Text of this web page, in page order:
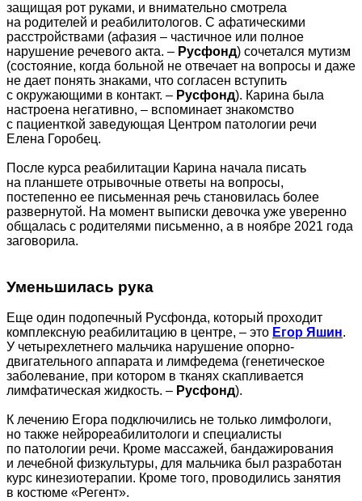
защищая рот руками, и внимательно смотрела
на родителей и реабилитологов. С афатическими
расстройствами (афазия – частичное или полное
нарушение речевого акта. – Русфонд) сочетался мутизм
(состояние, когда больной не отвечает на вопросы и даже
не дает понять знаками, что согласен вступить
с окружающими в контакт. – Русфонд). Карина была
настроена негативно, – вспоминает знакомство
с пациенткой заведующая Центром патологии речи
Елена Горобец.
После курса реабилитации Карина начала писать
на планшете отрывочные ответы на вопросы,
постепенно ее письменная речь становилась более
развернутой. На момент выписки девочка уже уверенно
общалась с родителями письменно, а в ноябре 2021 года
заговорила.
Уменьшилась рука
Еще один подопечный Русфонда, который проходит
комплексную реабилитацию в центре, – это Егор Яшин.
У четырехлетнего мальчика нарушение опорно-
двигательного аппарата и лимфедема (генетическое
заболевание, при котором в тканях скапливается
лимфатическая жидкость. – Русфонд).
К лечению Егора подключились не только лимфологи,
но также нейрореабилитологи и специалисты
по патологии речи. Кроме массажей, бандажирования
и лечебной физкультуры, для мальчика был разработан
курс кинезиотерапии. Кроме того, проводились занятия
в костюме «Регент».